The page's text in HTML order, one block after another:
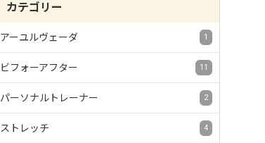
カテゴリー
アーユルヴェーダ 1
ビフォーアフター 11
パーソナルトレーナー 2
ストレッチ 4